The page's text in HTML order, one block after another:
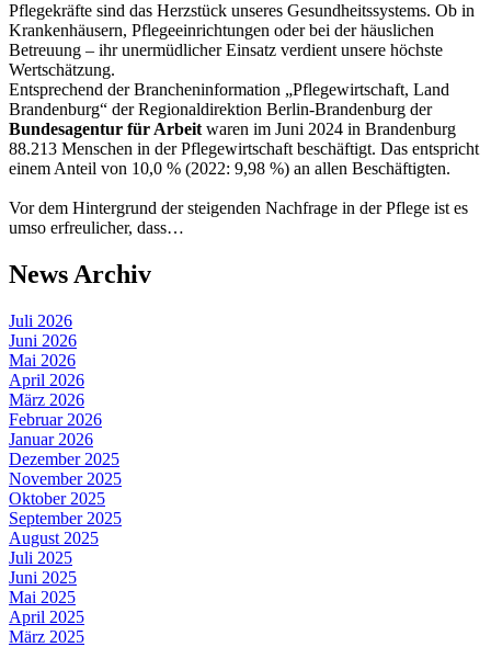
Pflegekräfte sind das Herzstück unseres Gesundheitssystems. Ob in
Krankenhäusern, Pflegeeinrichtungen oder bei der häuslichen
Betreuung – ihr unermüdlicher Einsatz verdient unsere höchste
Wertschätzung.
Entsprechend der Brancheninformation „Pflegewirtschaft, Land
Brandenburg“ der Regionaldirektion Berlin-Brandenburg der
Bundesagentur für Arbeit waren im Juni 2024 in Brandenburg
88.213 Menschen in der Pflegewirtschaft beschäftigt. Das entspricht
einem Anteil von 10,0 % (2022: 9,98 %) an allen Beschäftigten.
Vor dem Hintergrund der steigenden Nachfrage in der Pflege ist es
umso erfreulicher, dass…
News Archiv
Juli 2026
Juni 2026
Mai 2026
April 2026
März 2026
Februar 2026
Januar 2026
Dezember 2025
November 2025
Oktober 2025
September 2025
August 2025
Juli 2025
Juni 2025
Mai 2025
April 2025
März 2025